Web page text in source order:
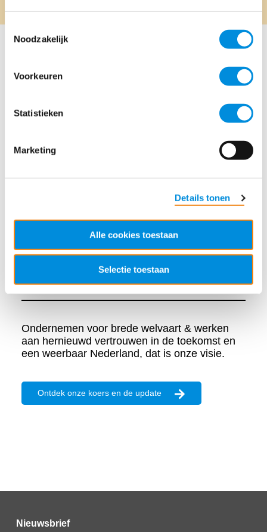
Toestemmingsselectie
Noodzakelijk
Voorkeuren
Statistieken
Marketing
Details tonen
Alle cookies toestaan
Selectie toestaan
Onze koers
Ondernemen voor brede welvaart & werken
aan hernieuwd vertrouwen in de toekomst en
een weerbaar Nederland, dat is onze visie.
Ontdek onze koers en de update
Nieuwsbrief